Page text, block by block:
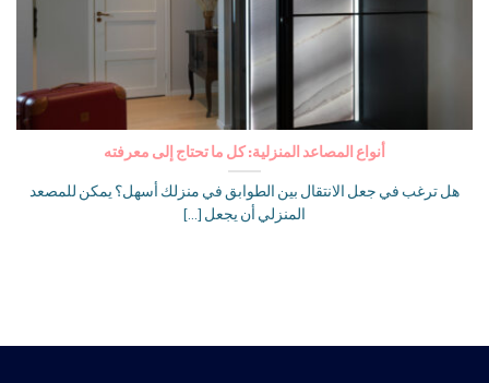
أنواع المصاعد المنزلية: كل ما تحتاج إلى معرفته
هل ترغب في جعل الانتقال بين الطوابق في منزلك أسهل؟ يمكن للمصعد
المنزلي أن يجعل [...]